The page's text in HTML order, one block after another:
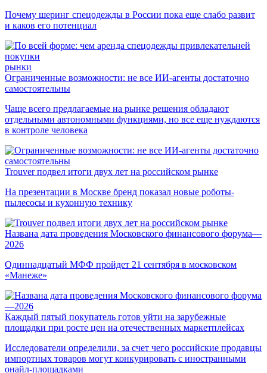
Почему шеринг спецодежды в России пока еще слабо развит
и каков его потенциал
рынки
Ограниченные возможности: не все ИИ-агенты достаточно
самостоятельны
Чаще всего предлагаемые на рынке решения обладают
отдельными автономными функциями, но все еще нуждаются
в контроле человека
Trouver подвел итоги двух лет на российском рынке
На презентации в Москве бренд показал новые роботы-
пылесосы и кухонную технику
Названа дата проведения Московского финансового форума—
2026
Одиннадцатый МФФ пройдет 21 сентября в московском
«Манеже»
Каждый пятый покупатель готов уйти на зарубежные
площадки при росте цен на отечественных маркетплейсах
Исследователи определили, за счет чего российские продавцы
импортных товаров могут конкурировать с иностранными
онайл-площадками